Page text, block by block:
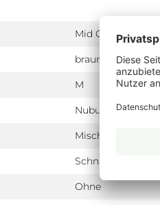
Mid Cut
braun
M
Nubuk
Mischgewebe
Schnürung
Ohne